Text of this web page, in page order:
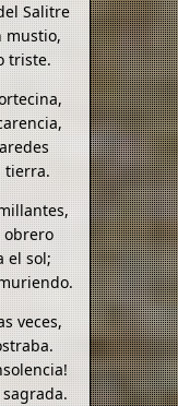
Salitre
mustio,
triste.
tierra.
obrero
el sol;
veces,